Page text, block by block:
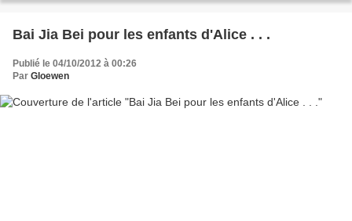
Bai Jia Bei pour les enfants d'Alice . . .
Publié le 04/10/2012 à 00:26
Par Gloewen